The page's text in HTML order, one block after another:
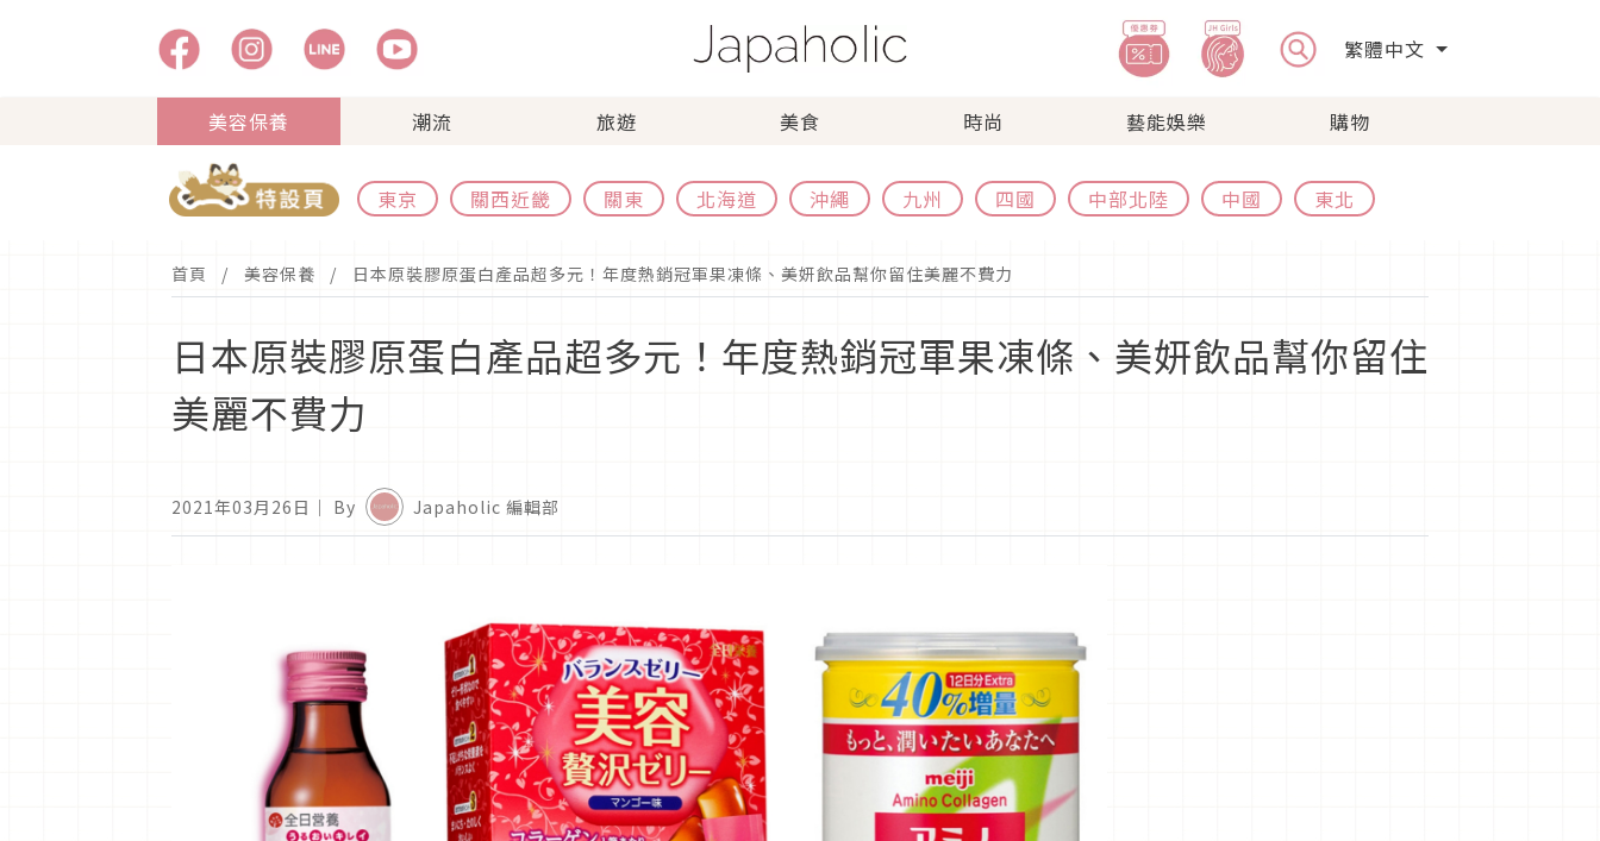
繁體中文
美容保養 潮流 旅遊 美食 時尚 藝能娛樂 購物
東京 關西近畿 關東 北海道 沖繩 九州 四國 中部北陸 中國 東北
首頁 美容保養 日本原裝膠原蛋白產品超多元！年度熱銷冠軍果凍條、美妍飲品幫你留住美麗不費力
日本原裝膠原蛋白產品超多元！年度熱銷冠軍果凍條、美妍飲品幫你留住
美麗不費力
2021年03月26日 ｜ By Japaholic 編輯部